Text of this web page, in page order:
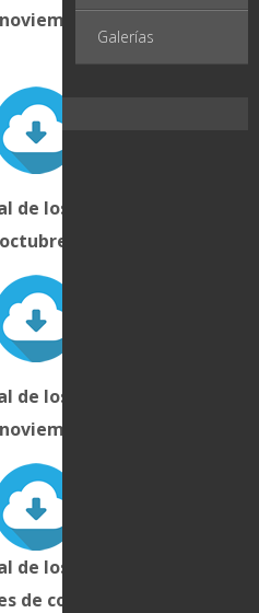
Galerías
de 2013 en
de los Comités directivos
de 2014 en Lima
de los Comités directivos
de 2015 en Quito
de los Comités directivos
de cooperación científica